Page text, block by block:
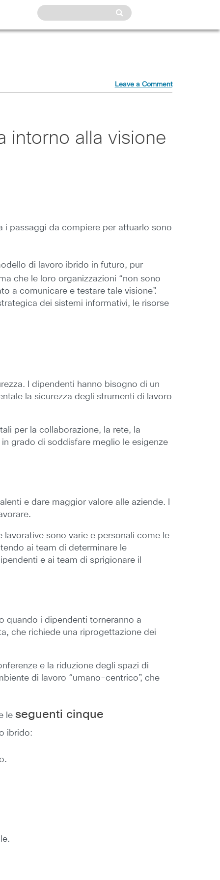
Leave a Comment
intorno alla visione
i passaggi da compiere per attuarlo sono
di lavoro ibrido in futuro, pur
che le loro organizzazioni “non sono
a comunicare e testare tale visione”.
dei sistemi informativi, le risorse
I dipendenti hanno bisogno di un
la sicurezza degli strumenti di lavoro
per la collaborazione, la rete, la
grado di soddisfare meglio le esigenze
e dare maggior valore alle aziende. I
lavorative sono varie e personali come le
ai team di determinare le
e ai team di sprigionare il
quando i dipendenti torneranno a
che richiede una riprogettazione dei
e la riduzione degli spazi di
di lavoro “umano-centrico”, che
leseguenti cinque
ibrido: